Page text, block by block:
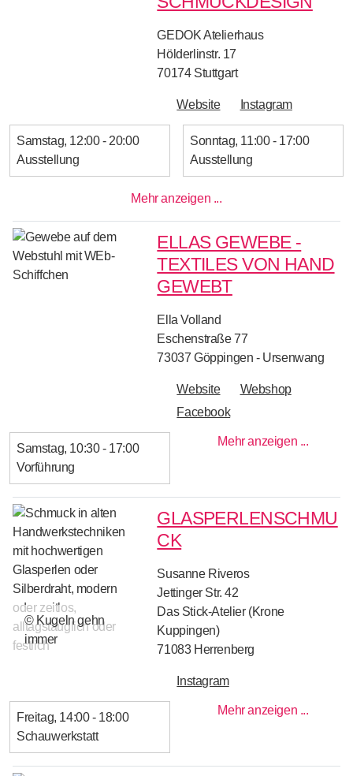
GEDOK Atelierhaus
Hölderlinstr. 17
70174 Stuttgart
Website Instagram
Samstag 12:00 - 20:00
Ausstellung
Sonntag 11:00 - 17:00
Ausstellung
Mehr anzeigen ...
ELLAS GEWEBE -
TEXTILES VON HAND
GEWEBT
Ella Volland
Eschenstraße 77
73037 Göppingen - Ursenwang
Website
Webshop
Facebook
Samstag 10:30 - 17:00
Vorführung
Mehr anzeigen ...
© Kugeln gehn
immer
GLASPERLENSCHMU
CK
Susanne Riveros
Jettinger Str. 42
Das Stick-Atelier (Krone
Kuppingen)
71083 Herrenberg
Instagram
Freitag 14:00 - 18:00
Schauwerkstatt
Mehr anzeigen ...